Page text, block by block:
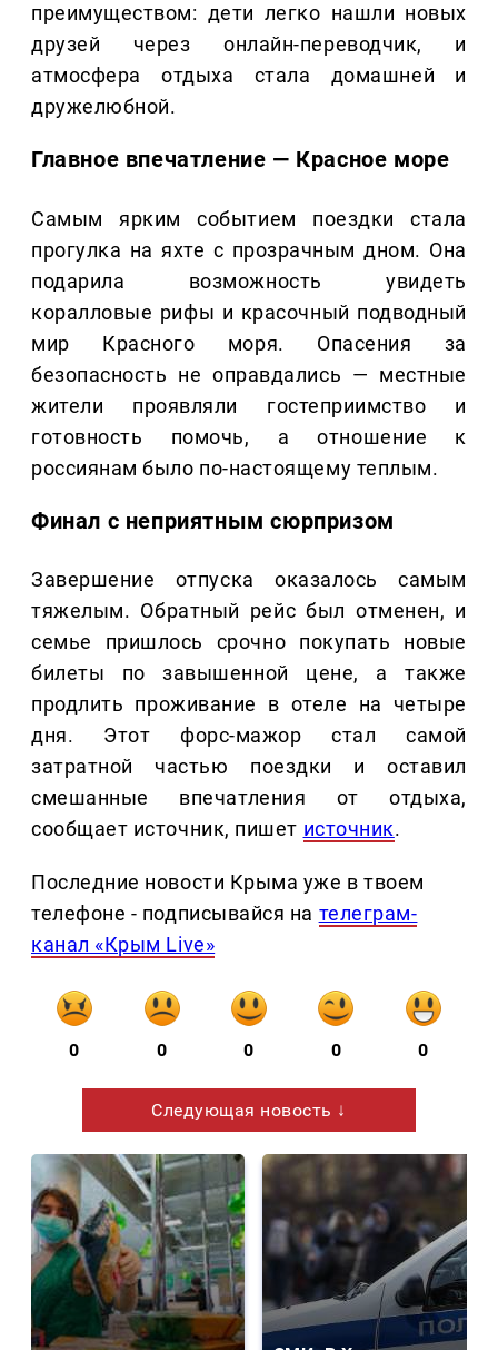
преимуществом: дети легко нашли новых
друзей через онлайн-переводчик, и
атмосфера отдыха стала домашней и
дружелюбной.
Главное впечатление — Красное море
Самым ярким событием поездки стала
прогулка на яхте с прозрачным дном. Она
подарила возможность увидеть
коралловые рифы и красочный подводный
мир Красного моря. Опасения за
безопасность не оправдались — местные
жители проявляли гостеприимство и
готовность помочь, а отношение к
россиянам было по-настоящему теплым.
Финал с неприятным сюрпризом
Завершение отпуска оказалось самым
тяжелым. Обратный рейс был отменен, и
семье пришлось срочно покупать новые
билеты по завышенной цене, а также
продлить проживание в отеле на четыре
дня. Этот форс-мажор стал самой
затратной частью поездки и оставил
смешанные впечатления от отдыха,
сообщает источник, пишет источник.
Последние новости Крыма уже в твоем
телефоне - подписывайся на телеграм-
канал «Крым Live»
0 0 0 0 0
Следующая новость ↓